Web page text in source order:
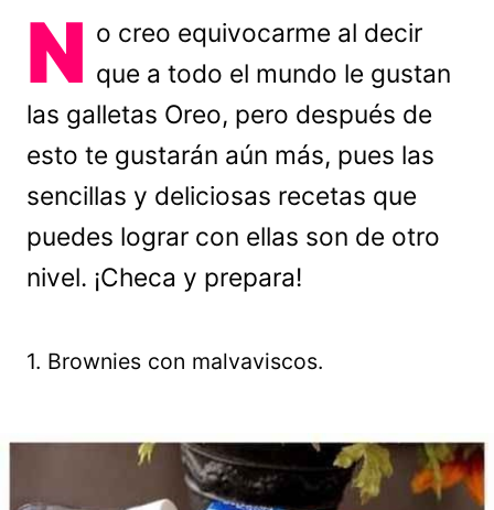
N o creo equivocarme al decir
que a todo el mundo le gustan
las galletas Oreo, pero después de
esto te gustarán aún más, pues las
sencillas y deliciosas recetas que
puedes lograr con ellas son de otro
nivel. ¡Checa y prepara!
1. Brownies con malvaviscos.